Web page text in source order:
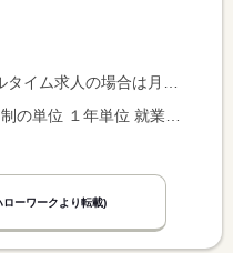
パート求人の場合は時間額を表示しています。
ローワークより転載)